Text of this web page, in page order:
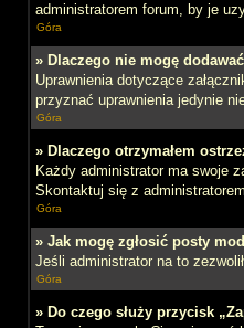
administratorem forum, by je
Góra
» Dlaczego nie mogę
Uprawnienia dotyczące
przyznać uprawnienia jedynie
Góra
» Dlaczego otrzymałem
Każdy administrator ma swoje
Skontaktuj się z
Góra
» Jak mogę zgłosić posty
Jeśli administrator na to
Góra
» Do czego służy przycisk